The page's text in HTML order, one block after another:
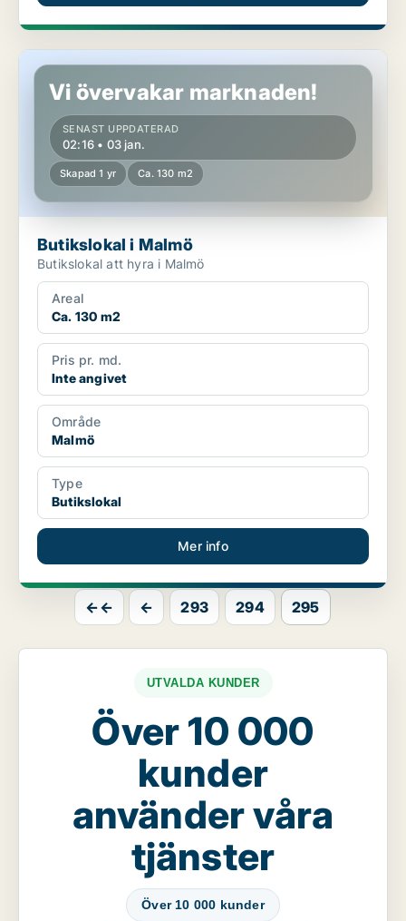
Butikslokal i Malmö
Vi övervakar marknaden!
SENAST UPPDATERAD
02:16 • 03 jan.
Skapad 1 yr Ca. 130 m2
Butikslokal i Malmö
Butikslokal att hyra i Malmö
Areal
Ca. 130 m2
Pris pr. md.
Inte angivet
Område
Malmö
Type
Butikslokal
Mer info
←← ← 293 294 295
UTVALDA KUNDER
Över 10 000
kunder
använder våra
tjänster
Över 10 000 kunder